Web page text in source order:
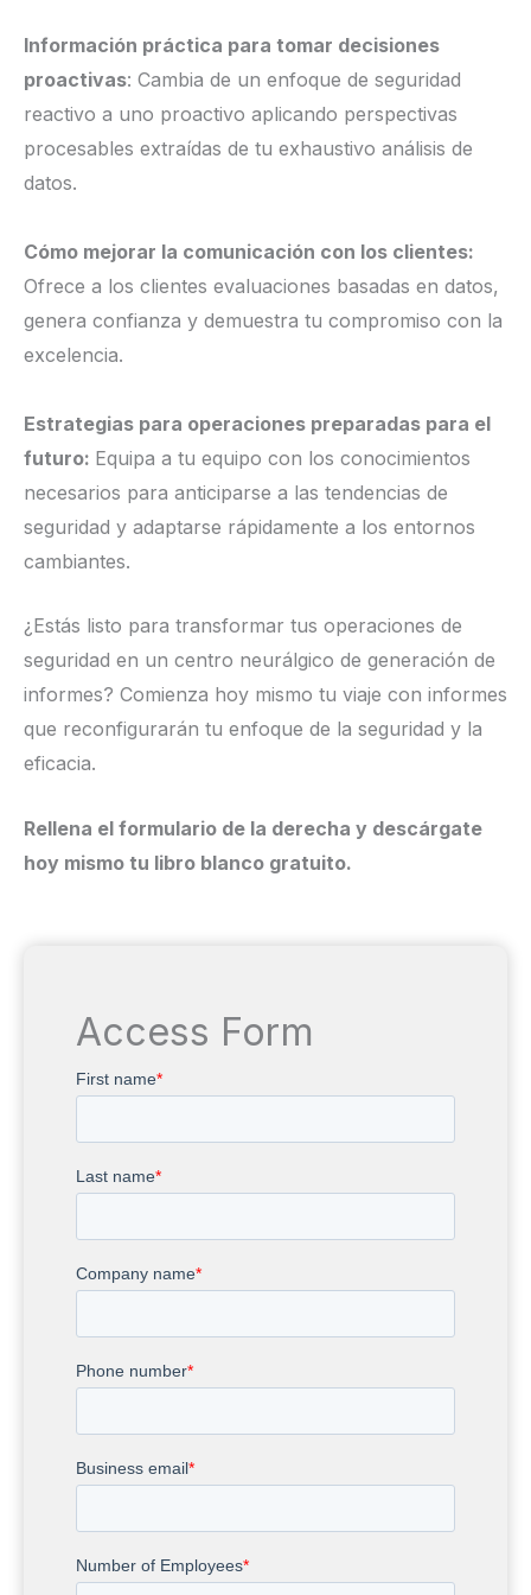
Información práctica para tomar decisiones
proactivas: Cambia de un enfoque de seguridad
reactivo a uno proactivo aplicando perspectivas
procesables extraídas de tu exhaustivo análisis de
datos.
Cómo mejorar la comunicación con los clientes:
Ofrece a los clientes evaluaciones basadas en datos,
genera confianza y demuestra tu compromiso con la
excelencia.
Estrategias para operaciones preparadas para el
futuro: Equipa a tu equipo con los conocimientos
necesarios para anticiparse a las tendencias de
seguridad y adaptarse rápidamente a los entornos
cambiantes.
¿Estás listo para transformar tus operaciones de
seguridad en un centro neurálgico de generación de
informes? Comienza hoy mismo tu viaje con informes
que reconfigurarán tu enfoque de la seguridad y la
eficacia.
Rellena el formulario de la derecha y descárgate
hoy mismo tu libro blanco gratuito.
Access Form